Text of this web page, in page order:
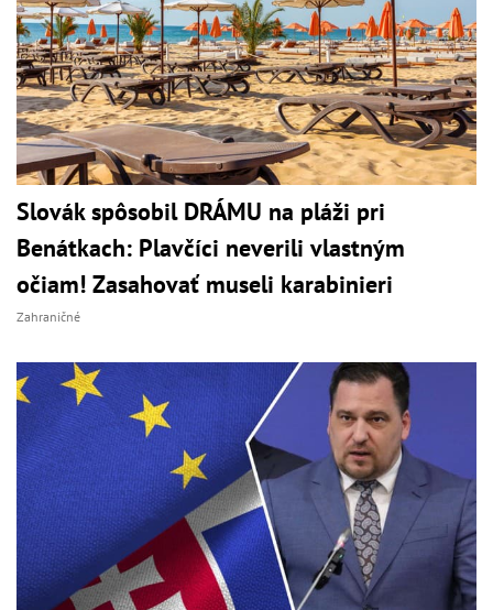
Slovák spôsobil DRÁMU na pláži pri
Benátkach: Plavčíci neverili vlastným
očiam! Zasahovať museli karabinieri
Zahraničné